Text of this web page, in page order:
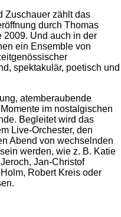
Zuschauer zählt das
durch Thomas
Und auch in der
ein Ensemble von
spektakulär, poetisch und
atemberaubende
im nostalgischen
Begleitet wird das
Live-Orchester, den
Abend von wechselnden
werden, wie z. B. Katie
Jan-Christof
Robert Kreis oder